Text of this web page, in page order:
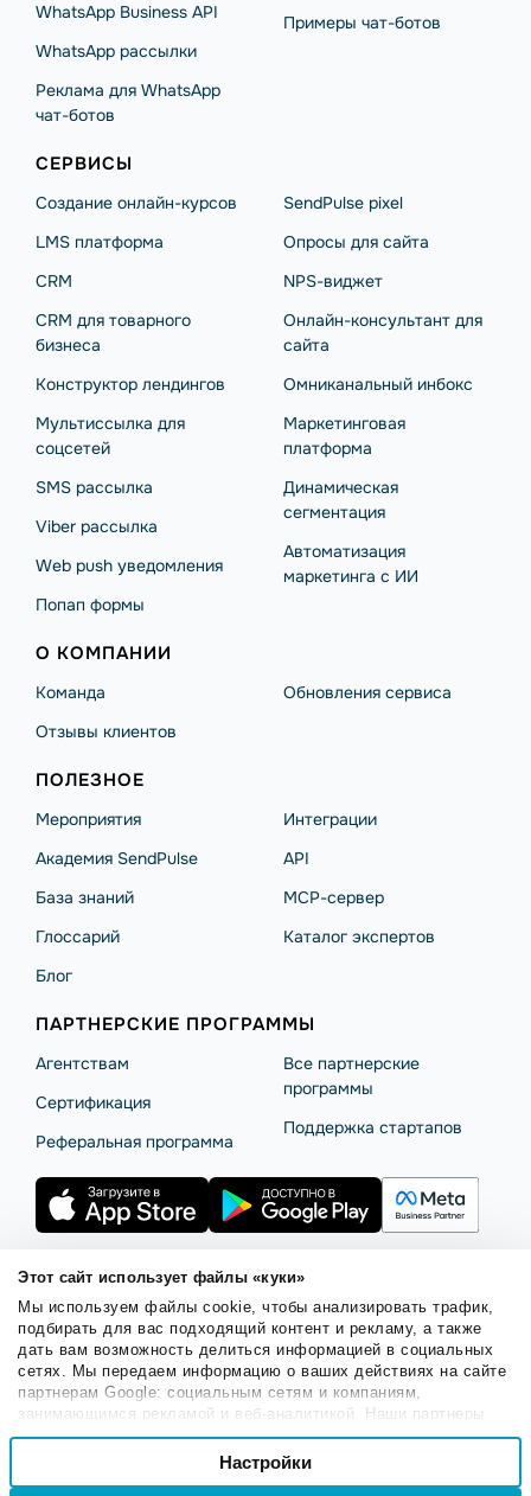
Этот сайт использует файлы «куки»
Мы используем файлы cookie, чтобы анализировать трафик,
подбирать для вас подходящий контент и рекламу, а также
дать вам возможность делиться информацией в социальных
сетях. Мы передаем информацию о ваших действиях на сайте
партнерам Google: социальным сетям и компаниям,
занимающимся рекламой и веб-аналитикой. Наши партнеры
могут комбинировать эти сведения с предоставленной вами
информацией, а также данными, которые они получили при
использовании вами их сервисов.
Выбор
Настройки
WhatsApp Business API
WhatsApp рассылки
Реклама для WhatsApp
чат-ботов
Примеры чат-ботов
СЕРВИСЫ
Создание онлайн-курсов
LMS платформа
CRM
CRM для товарного
бизнеса
Конструктор лендингов
Мультиссылка для
соцсетей
SMS рассылка
Viber рассылка
Web push уведомления
Попап формы
SendPulse pixel
Опросы для сайта
NPS-виджет
Онлайн-консультант для
сайта
Омниканальный инбокс
Маркетинговая
платформа
Динамическая
сегментация
Автоматизация
маркетинга с ИИ
О КОМПАНИИ
Команда
Отзывы клиентов
Обновления сервиса
ПОЛЕЗНОЕ
Мероприятия
Академия SendPulse
База знаний
Глоссарий
Блог
Интеграции
API
MCP-сервер
Каталог экспертов
ПАРТНЕРСКИЕ ПРОГРАММЫ
Агентствам
Сертификация
Реферальная программа
Все партнерские
программы
Поддержка стартапов
Правила использованияБезопасность SendPulse
Политика конфиденциальности Политика Cookies
© 2015 - 2026. SendPulse Inc. Все права защищены.